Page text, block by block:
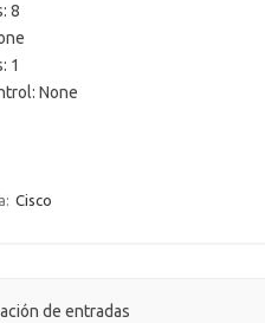
8
1
None
Cisco
de entradas